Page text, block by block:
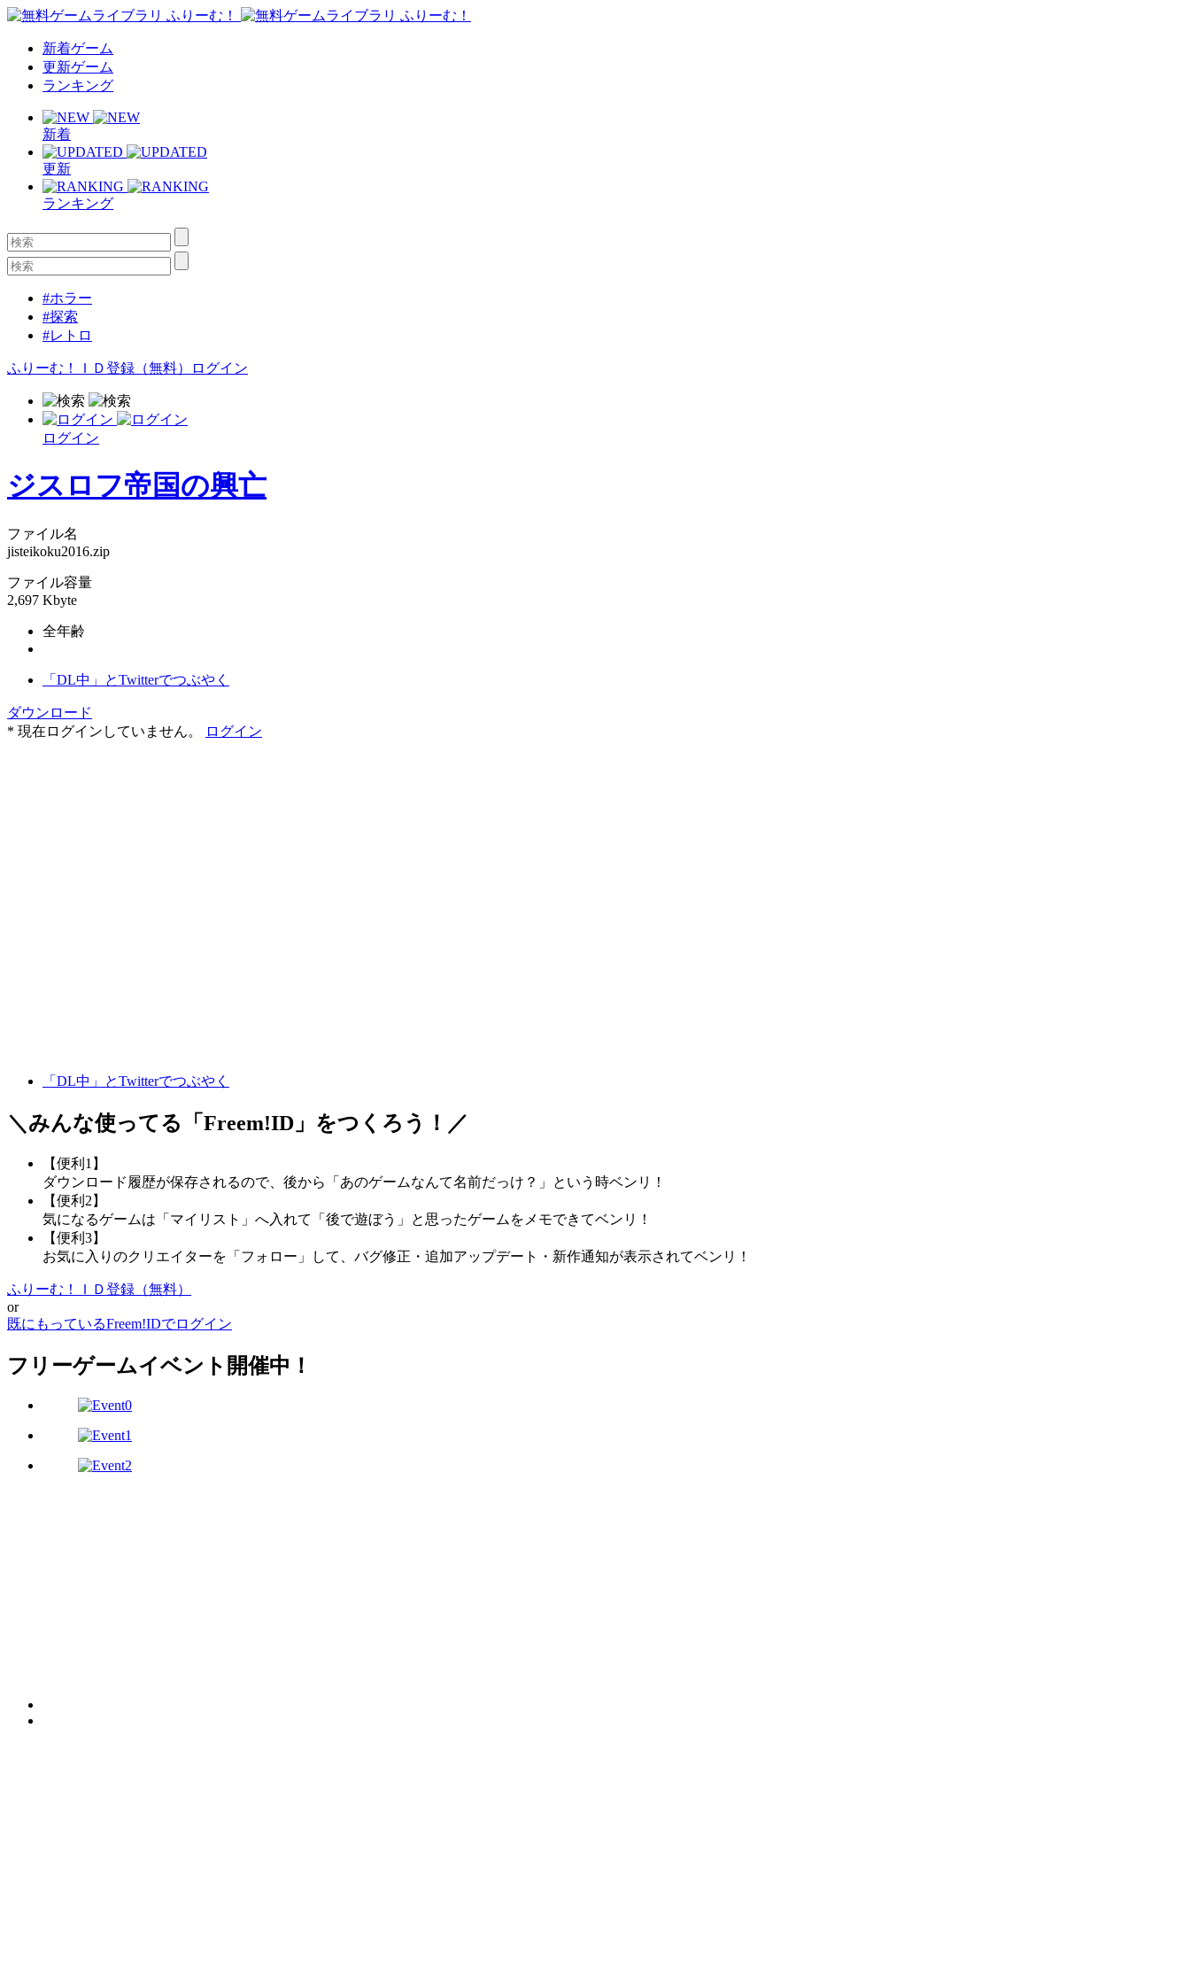
新着ゲーム
更新ゲーム
ランキング
新着
更新
ランキング
#ホラー
#探索
#レトロ
ふりーむ！ＩＤ登録（無料） ログイン
ログイン
ジスロフ帝国の興亡
ファイル名
jisteikoku2016.zip
ファイル容量
2,697 Kbyte
全年齢
「DL中」とTwitterでつぶやく
ダウンロード
* 現在ログインしていません。
ログイン
「DL中」とTwitterでつぶやく
＼みんな使ってる「 Freem!ID 」をつくろう！／
【便利1】
ダウンロード履歴が保存されるので、後から「あのゲームなんて名前だっけ？」という時ベンリ！
【便利2】
気になるゲームは「マイリスト」へ入れて「後で遊ぼう」と思ったゲームをメモできてベンリ！
【便利3】
お気に入りのクリエイターを「フォロー」して、バグ修正・追加アップデート・新作通知が表示されてベンリ！
ふりーむ！ＩＤ登録（無料）
or
既にもっているFreem!IDでログイン
フリーゲームイベント開催中！